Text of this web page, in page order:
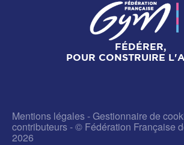
FÉDÉRER,
POUR CONSTRUIRE
Mentions légales-Gestionnaire de
contributeurs- © Fédération Française
2026